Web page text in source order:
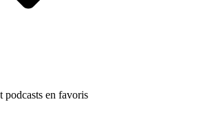
podcasts en favoris